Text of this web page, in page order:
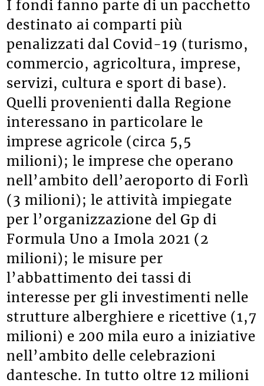
I fondi fanno parte di un pacchetto
destinato ai comparti più
penalizzati dal Covid-19 (turismo,
commercio, agricoltura, imprese,
servizi, cultura e sport di base).
Quelli provenienti dalla Regione
interessano in particolare le
imprese agricole (circa 5,5
milioni); le imprese che operano
nell’ambito dell’aeroporto di Forlì
(3 milioni); le attività impiegate
per l’organizzazione del Gp di
Formula Uno a Imola 2021 (2
milioni); le misure per
l’abbattimento dei tassi di
interesse per gli investimenti nelle
strutture alberghiere e ricettive (1,7
milioni) e 200 mila euro a iniziative
nell’ambito delle celebrazioni
dantesche. In tutto oltre 12 milioni